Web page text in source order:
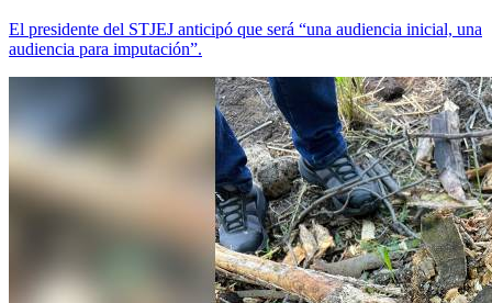
El presidente del STJEJ anticipó que será “una audiencia inicial, una
audiencia para imputación”.